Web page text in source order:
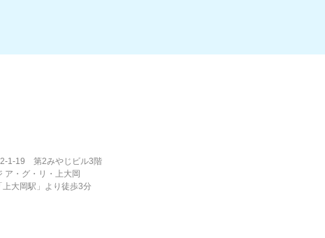
1-19 第2みやじビル3階
・グ・リ・上大岡
大岡駅」より徒歩3分